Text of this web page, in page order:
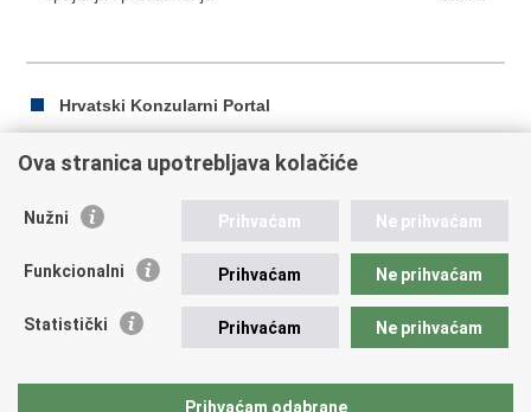
Hrvatski Konzularni Portal
Ispiši
Podijeli
Facebooku
Twitteru
Republika Hrvatska
Trg N.Š. Zrinskog 7-8, 10000 Zagreb
fax: +385 (0)1 4551 795, +385 (0)1 4920 149
Ova stranica upotrebljava kolačiće
Nužni Prihvaćam Ne prihvaćam
Funkcionalni Prihvaćam Ne prihvaćam
Statistički Prihvaćam Ne prihvaćam
Prihvaćam odabrane